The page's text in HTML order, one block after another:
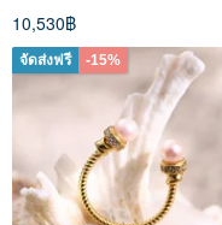
10,530฿
จัดส่งฟรี -15%